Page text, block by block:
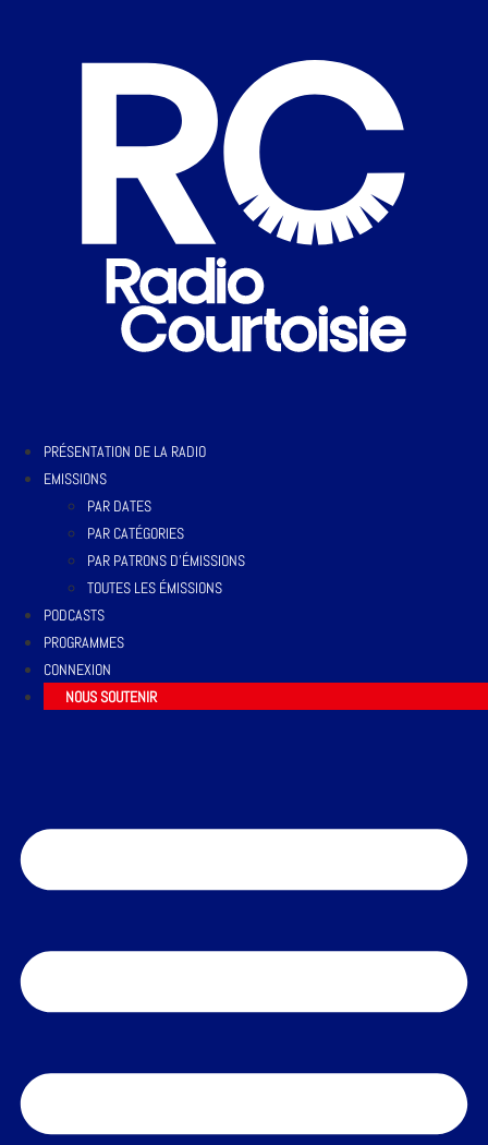
PRÉSENTATION DE LA RADIO
EMISSIONS
PAR DATES
PAR CATÉGORIES
PAR PATRONS D’ÉMISSIONS
TOUTES LES ÉMISSIONS
PODCASTS
PROGRAMMES
CONNEXION
NOUS SOUTENIR